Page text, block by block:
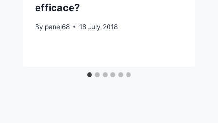
efficace?
By panel68 18 July 2018